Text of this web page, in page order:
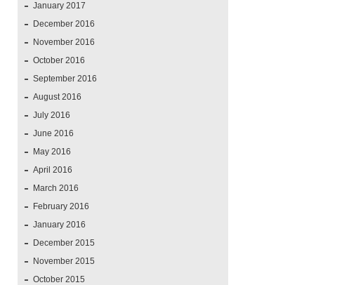
January 2017
December 2016
November 2016
October 2016
September 2016
August 2016
July 2016
June 2016
May 2016
April 2016
March 2016
February 2016
January 2016
December 2015
November 2015
October 2015